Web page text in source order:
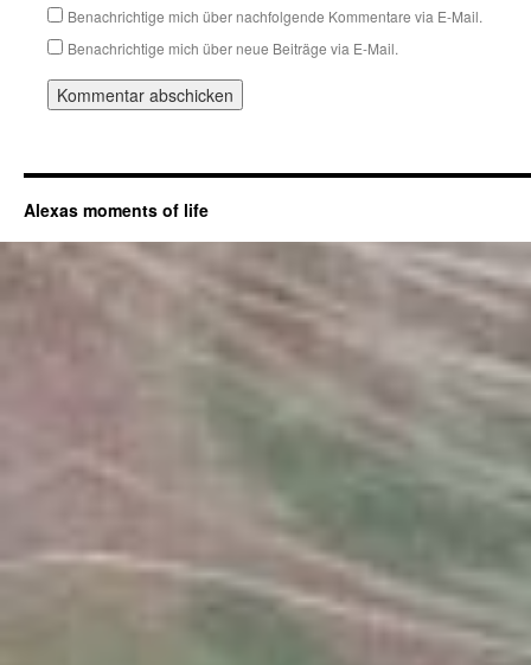
Benachrichtige mich über nachfolgende Kommentare via E-Mail.
Benachrichtige mich über neue Beiträge via E-Mail.
Alexas moments of life